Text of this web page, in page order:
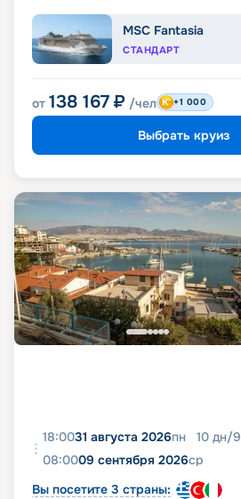
MSC Fantasia
СТАНДАРТ
от 138 167 ₽ /чел +1 000
Выбрать круиз
18:0031 августа 2026пн 10 дн/9
08:0009 сентября 2026ср
Вы посетите 3 страны: